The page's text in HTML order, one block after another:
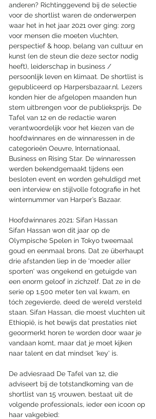
anderen? Richtinggevend bij de selectie
voor de shortlist waren de onderwerpen
waar het in het jaar 2021 over ging: zorg
voor mensen die moeten vluchten,
perspectief & hoop, belang van cultuur en
kunst (en de steun die deze sector nodig
heeft), leiderschap in business /
persoonlijk leven en klimaat. De shortlist is
gepubliceerd op Harpersbazaar.nl. Lezers
konden hier de afgelopen maanden hun
stem uitbrengen voor de publieksprijs. De
Tafel van 12 en de redactie waren
verantwoordelijk voor het kiezen van de
hoofdwinnares en de winnaressen in de
categorieën Oeuvre, Internationaal,
Business en Rising Star. De winnaressen
werden bekendgemaakt tijdens een
besloten event en worden gehuldigd met
een interview en stijlvolle fotografie in het
winternummer van Harper’s Bazaar.
Hoofdwinnares 2021: Sifan Hassan
Sifan Hassan won dit jaar op de
Olympische Spelen in Tokyo tweemaal
goud en eenmaal brons. Dat ze überhaupt
drie afstanden liep in de 'moeder aller
sporten' was ongekend en getuigde van
een enorm geloof in zichzelf. Dat ze in de
serie op 1.500 meter ten val kwam, en
tóch zegevierde, deed de wereld versteld
staan. Sifan Hassan, die moest vluchten uit
Ethiopië, is het bewijs dat prestaties niet
geoormerkt horen te worden door waar je
vandaan komt, maar dat je moet kijken
naar talent en dat mindset 'key' is.
De adviesraad De Tafel van 12, die
adviseert bij de totstandkoming van de
shortlist van 15 vrouwen, bestaat uit de
volgende professionals, ieder een icoon op
haar vakgebied: